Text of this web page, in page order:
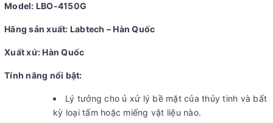
Model: LBO-4150G
Hãng sản xuất: Labtech – Hàn Quốc
Xuất xứ: Hàn Quốc
Tính năng nổi bật:
Lý tưởng cho ủ xử lý bề mặt của thủy tinh và bất
kỳ loại tấm hoặc miếng vật liệu nào.